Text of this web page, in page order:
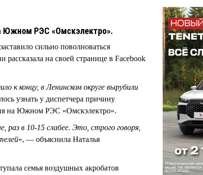
Южном РЭС «Омскэлектро».
сильно поволноваться
на своей странице в Facebook
к концу, в Ленинском округе вырубили
узнать у диспетчера причину
на Южном РЭС «Омскэлектро».
раз в 10-15 слабее. Это, строго говоря,
», — объяснила Наталья
семья воздушных акробатов